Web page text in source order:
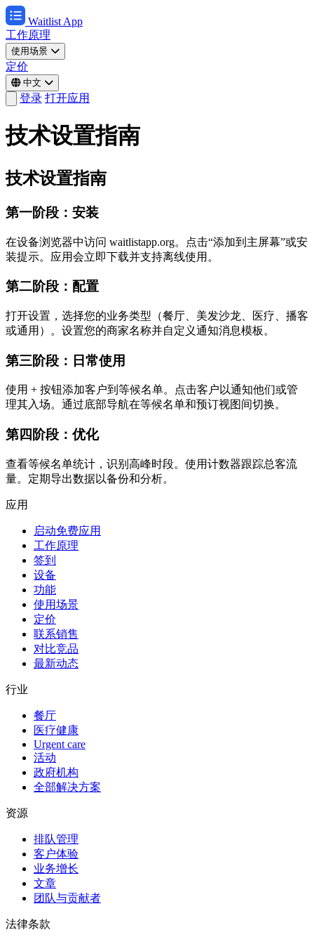
Waitlist App
工作原理
使用场景
定价
中文
登录 打开应用
技术设置指南
技术设置指南
第一阶段：安装
在设备浏览器中访问 waitlistapp.org。点击“添加到主屏幕”或安
装提示。应用会立即下载并支持离线使用。
第二阶段：配置
打开设置，选择您的业务类型（餐厅、美发沙龙、医疗、播客
或通用）。设置您的商家名称并自定义通知消息模板。
第三阶段：日常使用
使用 + 按钮添加客户到等候名单。点击客户以通知他们或管
理其入场。通过底部导航在等候名单和预订视图间切换。
第四阶段：优化
查看等候名单统计，识别高峰时段。使用计数器跟踪总客流
量。定期导出数据以备份和分析。
应用
启动免费应用
工作原理
签到
设备
功能
使用场景
定价
联系销售
对比竞品
最新动态
行业
餐厅
医疗健康
Urgent care
活动
政府机构
全部解决方案
资源
排队管理
客户体验
业务增长
文章
团队与贡献者
法律条款